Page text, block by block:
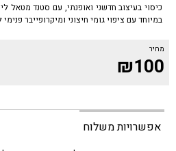
כיסוי בעיצוב חדשני ואופנתי, עם סטנד מטאל
במיוחד עם ציפוי גומי חיצוני ומיקרופייבר
מחיר
₪100
אפשרויות משלוח